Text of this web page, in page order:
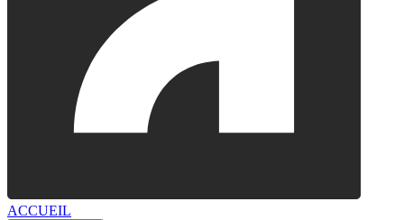
ACCUEIL